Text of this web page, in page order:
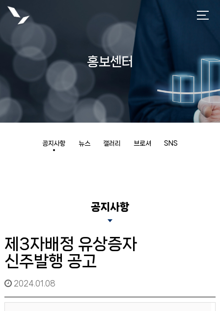
홍보센터
공지사항 뉴스 갤러리 브로셔 SNS
공지사항
제3자배정 유상증자
신주발행 공고
2024.01.08